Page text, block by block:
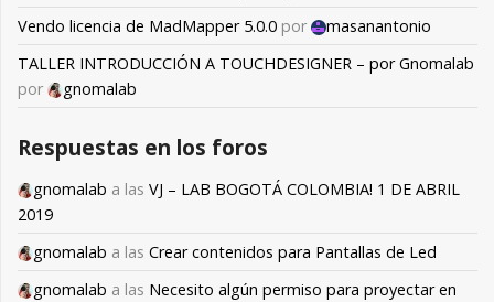
Vendo licencia de MadMapper 5.0.0 por
masanantonio
TALLER INTRODUCCIÓN A TOUCHDESIGNER – por Gnomalab
por
gnomalab
Respuestas en los foros
gnomalab a las VJ – LAB BOGOTÁ COLOMBIA! 1 DE ABRIL
2019
gnomalab a las Crear contenidos para Pantallas de Led
gnomalab a las Necesito algún permiso para proyectar en